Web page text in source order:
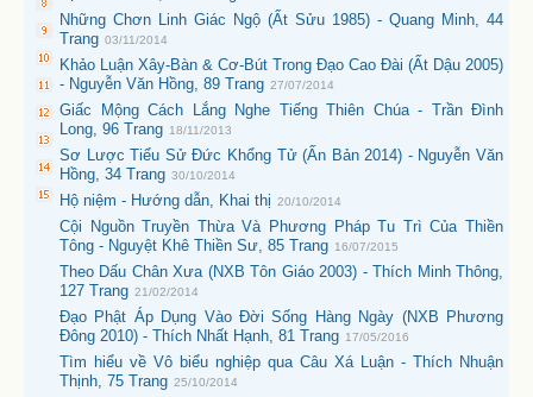
Những Chơn Linh Giác Ngộ (Ất Sửu 1985) - Quang Minh, 44
Trang 03/11/2014
Khảo Luận Xây-Bàn & Cơ-Bút Trong Đạo Cao Đài (Ất Dậu 2005)
- Nguyễn Văn Hồng, 89 Trang 27/07/2014
Giấc Mộng Cách Lắng Nghe Tiếng Thiên Chúa - Trần Đình
Long, 96 Trang 18/11/2013
Sơ Lược Tiểu Sử Đức Khổng Tử (Ấn Bản 2014) - Nguyễn Văn
Hồng, 34 Trang 30/10/2014
Hộ niệm - Hướng dẫn, Khai thị 20/10/2014
Cội Nguồn Truyền Thừa Và Phương Pháp Tu Trì Của Thiền
Tông - Nguyệt Khê Thiền Sư, 85 Trang 16/07/2015
Theo Dấu Chân Xưa (NXB Tôn Giáo 2003) - Thích Minh Thông,
127 Trang 21/02/2014
Đạo Phật Áp Dụng Vào Đời Sống Hàng Ngày (NXB Phương
Đông 2010) - Thích Nhất Hạnh, 81 Trang 17/05/2016
Tìm hiểu về Vô biểu nghiệp qua Câu Xá Luận - Thích Nhuận
Thịnh, 75 Trang 25/10/2014